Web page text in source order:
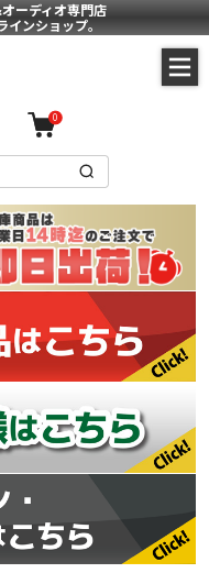
ーディオ専門店
インショップ。
0